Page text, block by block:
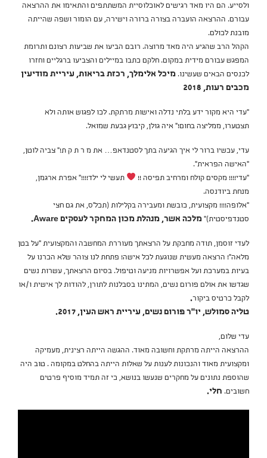
ולסייע. הם היו מאד רגישים לאוכלוסיית המשתתפים והתאימו את ההרצאה
עבורם. ההרצאה הועברה בצורה ברורה וישירה, עם הומור ושפה שהייתה
מובנת לכולם.
הקהל הרב שהגיע היה מאד מרוצה. רובם הביעו את שביעות רצונם ותרומת
המפגש עבורם מידית במקום. חלקם כתבו במיילים והצביעו ברגליים וחזרו
לכנסים הבאים שעשינו. מיכל אלימלך, רכזת בריאות, עיריית מודיעין
מכבים רעות, 2018
"עדי היא מקור ידע בלתי נדלה ואישות מרתקת. לכו לפגוש אותה ולא
תצטערו, ממליצה בחום!" איה גולן, קיבוץ גבעת שמואל.
עדי, עכשיו ברור לי איך הגיעה בתך לסטנדאפ… את מ ר ת ק ת!" צביה לוטן,
"האישה הפראית".
"עדי!!!! מקסים קולח ומרחיב תפיסה !!
תעשי לי ילד!!!!" אפרת ארגמן,
מנחת ביודנסה.
"אלופה!!!! מקצועית, כובשת ומעבירה בקלילות (תכל'ס, את גם חצי
סטנדפיסטית)" מלכה אשר, מנהלת מכון המחקר לעסקים Aware.
לעדי זוסמן, תודה מחבקת על הרצאתך מעוררת המחשבה והמקצועית "על בטן
מלאה"! הרצאה מעשית שנוגעת לכל אישה! פתחת לנו צוהר שלא הכרנו על
בעיות במערכת ועל אפשרויות מניעה וטיפול. בסיום הרצאתך, עשרות נשים
שגדשו את אולם פורום נשים, המתינו בסבלנות לתורן, להודות לך אישית ו/או
לקבל כרטיס ביקור.
טליה סמולש, יו"ר פורום נשים, עיריית ראש העין, 2017.
עדי שלום,
ההרצאה הייתה מרתקת וחשובה מאוד. ההגשה הייתה רצינית, מעמיקה
ומקצועית מאוד והנכונות לענות על שאלות הייתה בהחלט במקומה . טוב היה
שהוספת נתונים על מחקרים שנעשו בנושא, כי זה תמיד מוסיף פרטים
חשובים. חלי.